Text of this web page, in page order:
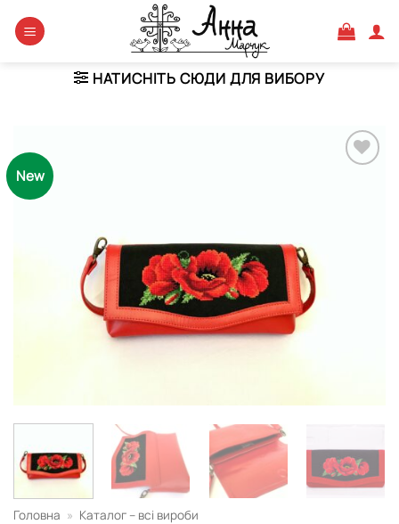
НАТИСНІТЬ СЮДИ ДЛЯ ВИБОРУ
New
Головна » Каталог – всі вироби